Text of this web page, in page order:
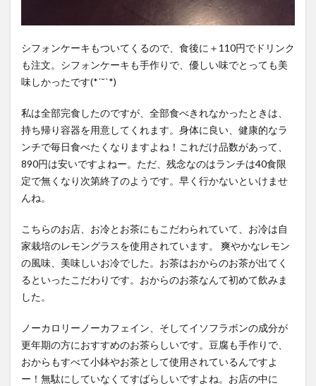
シフォンケーキもついてくるので、食後に＋110円でドリンク
も注文。シフォンケーキも手作りで、優しい味でとっても美
味しかったです(*ˊ˘ˋ*)
私は全部完食したのですが、全部食べきれなかったときは、
持ち帰り容器を用意してくれます。身体に良い、健康的なラ
ンチで毎日食べたくなりますよね！これだけ品数があって、
890円は安いですよねー。ただ、残念なのはランチは40食限
定で無くなり次第終了のようです。早く行かないといけませ
んね。
こちらのお店、お冷とお茶にもこだわられていて、お冷は自
家栽培のレモングラスを使用されています。 爽やかなレモン
の風味、美味しいお冷でした。お茶はおからのお茶が出てく
るといったこだわりです。おからのお茶なんて初めて飲みま
した。
ノーカロリーノーカフェイン、そしてイソフラボンの成分が
更年期の方におすすめのお茶らしいです。豆腐も手作りで、
おからもすべて小鉢やお茶として使用されているんですよ
ー！無駄にしていなくてすばらしいですよね。お店の中に